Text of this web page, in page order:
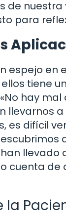
de
para
espejo
tiene
hay
llevarnos
es difícil
cuenta de
la